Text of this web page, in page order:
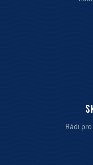
Rádi